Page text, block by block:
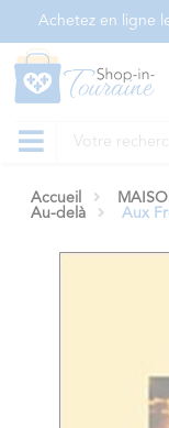
Achetez en ligne
Accueil
Au-delà
Aux
Panneau de gestion des